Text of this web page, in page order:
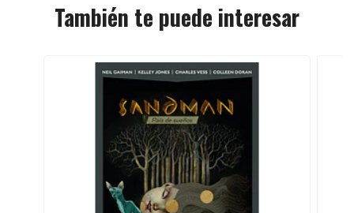
También te puede interesar